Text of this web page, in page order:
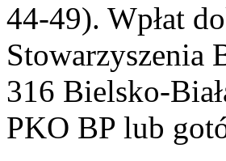
44-49). Wpłat
Stowarzyszenia
316 Bielsko-
PKO BP lub